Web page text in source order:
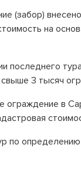
(забор)
на
последнего
3 тысяч
ограждение в
по определению